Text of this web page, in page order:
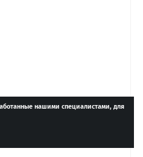
нашими специалистами, для